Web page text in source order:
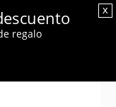
regalo
x